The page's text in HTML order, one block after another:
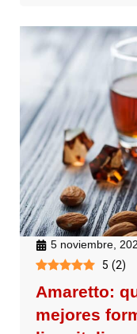
5 noviembre,
5 (2)
Amaretto:
mejores